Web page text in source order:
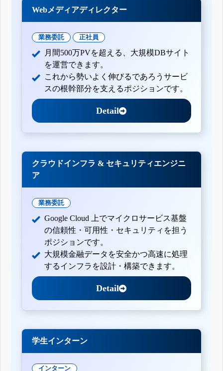
Webメディアディレクター
業務委託 正社員
月間500万PVを超える、大規模DBサイト
を運営できます。
これから勢いよく伸びるであろうサービ
スの根幹部分を支えるポジションです。
Detail
クラウドインフラ & セキュリティエンジニ
ア
業務委託
Google Cloud 上でマイクロサービス基盤
の信頼性・可用性・セキュリティを担う
ポジションです。
大規模金融データを安全かつ高速に処理
するインフラを設計・構築できます。
Detail
学生インターン
インターン